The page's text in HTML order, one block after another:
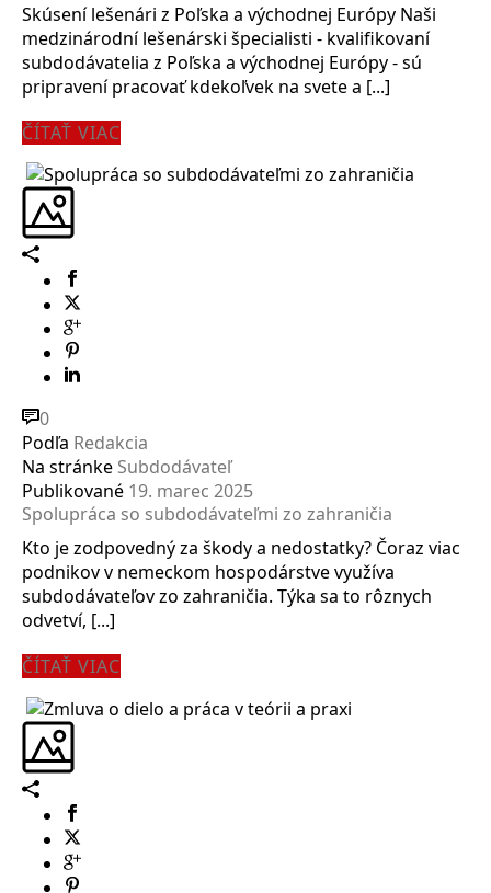
Skúsení lešenári z Poľska a východnej Európy Naši
medzinárodní lešenárski špecialisti - kvalifikovaní
subdodávatelia z Poľska a východnej Európy - sú
pripravení pracovať kdekoľvek na svete a [...]
ČÍTAŤ VIAC
0
Podľa Redakcia
Na stránke Subdodávateľ
Publikované 19. marec 2025
Spolupráca so subdodávateľmi zo zahraničia
Kto je zodpovedný za škody a nedostatky? Čoraz viac
podnikov v nemeckom hospodárstve využíva
subdodávateľov zo zahraničia. Týka sa to rôznych
odvetví, [...]
ČÍTAŤ VIAC